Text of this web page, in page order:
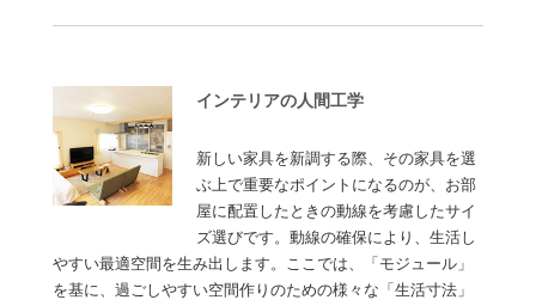
インテリアの人間工学
新しい家具を新調する際、その家具を選
ぶ上で重要なポイントになるのが、お部
屋に配置したときの動線を考慮したサイ
ズ選びです。動線の確保により、生活し
やすい最適空間を生み出します。ここでは、「モジュール」
を基に、過ごしやすい空間作りのための様々な「生活寸法」